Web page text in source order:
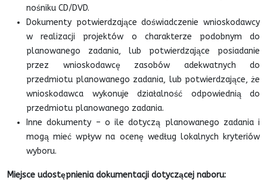
nośniku CD/DVD.
Dokumenty potwierdzające doświadczenie wnioskodawcy
w realizacji projektów o charakterze podobnym do
planowanego zadania, lub potwierdzające posiadanie
przez wnioskodawcę zasobów adekwatnych do
przedmiotu planowanego zadania, lub potwierdzające, że
wnioskodawca wykonuje działalność odpowiednią do
przedmiotu planowanego zadania.
Inne dokumenty – o ile dotyczą planowanego zadania i
mogą mieć wpływ na ocenę według lokalnych kryteriów
wyboru.
Miejsce udostępnienia dokumentacji dotyczącej naboru: